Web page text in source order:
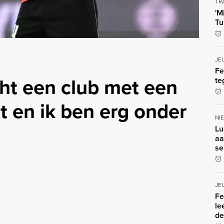
een club met een
ik ben erg onder